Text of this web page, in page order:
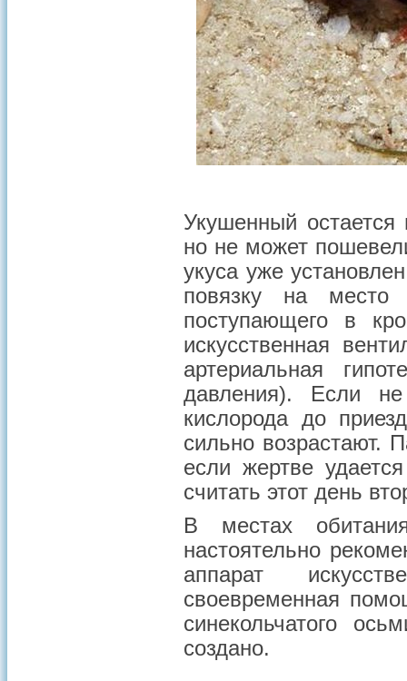
Укушенный
но не может
укуса уже
повязку на место
поступающего в
искусственная
артериальная
давления). Если
кислорода до
сильно возрастают.
если жертве
считать этот день
В местах
настоятельно
аппарат
своевременная
синекольчатого
создано.